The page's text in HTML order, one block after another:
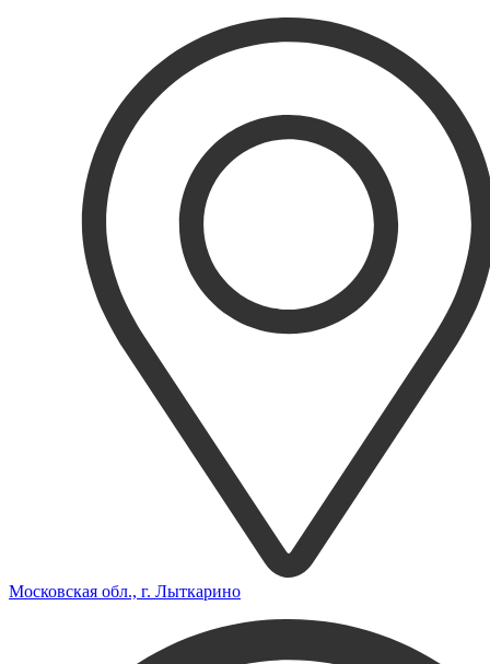
Московская обл., г. Лыткарино